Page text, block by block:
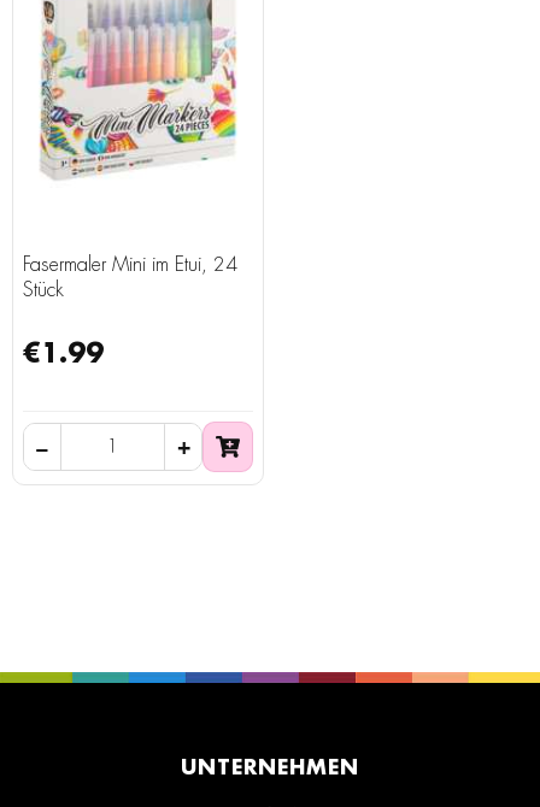
Fasermaler Mini im Etui, 24
Stück
€1.99
UNTERNEHMEN